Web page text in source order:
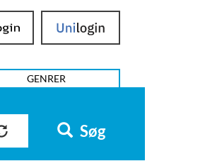
UniLogin
GENRER
Søg